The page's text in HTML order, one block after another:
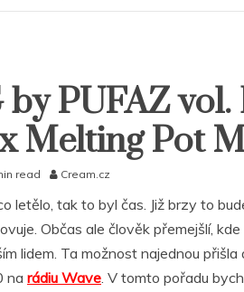
PUFAZ
Melting Pot
read Cream.cz
letělo, tak to byl čas. Již brzy to
Občas ale člověk přemejšlí,
lidem. Ta možnost najednou přišla
na rádiu Wave. V tomto pořadu